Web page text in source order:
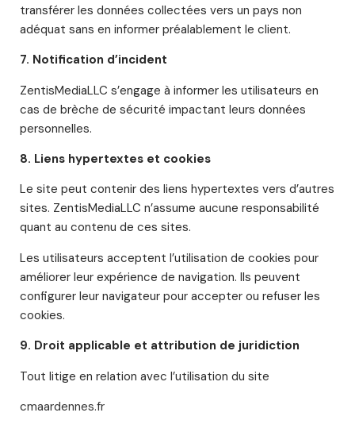
transférer les données collectées vers un pays non
adéquat sans en informer préalablement le client.
7. Notification d’incident
ZentisMediaLLC s’engage à informer les utilisateurs en
cas de brèche de sécurité impactant leurs données
personnelles.
8. Liens hypertextes et cookies
Le site peut contenir des liens hypertextes vers d’autres
sites. ZentisMediaLLC n’assume aucune responsabilité
quant au contenu de ces sites.
Les utilisateurs acceptent l’utilisation de cookies pour
améliorer leur expérience de navigation. Ils peuvent
configurer leur navigateur pour accepter ou refuser les
cookies.
9. Droit applicable et attribution de juridiction
Tout litige en relation avec l’utilisation du site
cmaardennes.fr